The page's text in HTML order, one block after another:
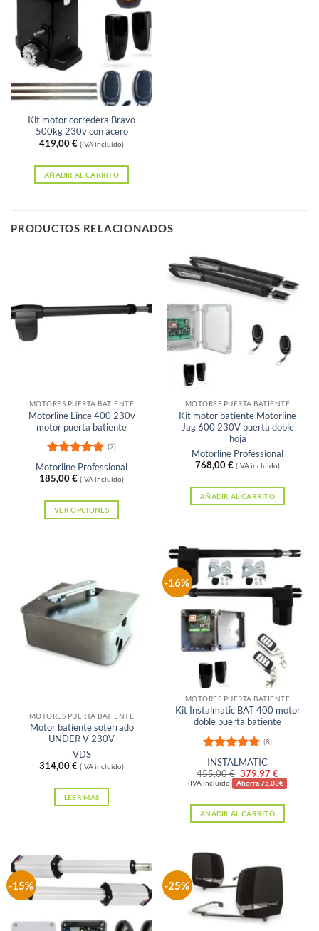
Kit motor corredera Bravo
500kg 230v con acero
419,00€ (IVA incluido)
AÑADIR AL CARRITO
PRODUCTOS RELACIONADOS
MOTORES PUERTA BATIENTE
Motorline Lince 400 230v
motor puerta batiente
Valorado
con 5de 5
(7)
Motorline Professional
185,00€ (IVA incluido)
VER OPCIONES
múltiples
variantes.
Las
opciones
pueden
la
página
de
producto
MOTORES PUERTA BATIENTE
Kit motor batiente Motorline
Jag 600 230V puerta doble
hoja
Motorline Professional
768,00€ (IVA incluido)
AÑADIR AL CARRITO
MOTORES PUERTA BATIENTE
Motor batiente soterrado
UNDER V 230V
VDS
314,00€ (IVA incluido)
LEER MÁS
-16%
MOTORES PUERTA BATIENTE
Kit Instalmatic BAT 400 motor
doble puerta batiente
Valorado
con5de 5
(8)
INSTALMATIC
455,00€ El
precio
era:
455,00 €.
379,97€El
precio
es:
(IVA incluido) Ahorra 75.03€
AÑADIR AL CARRITO
-15% -25%